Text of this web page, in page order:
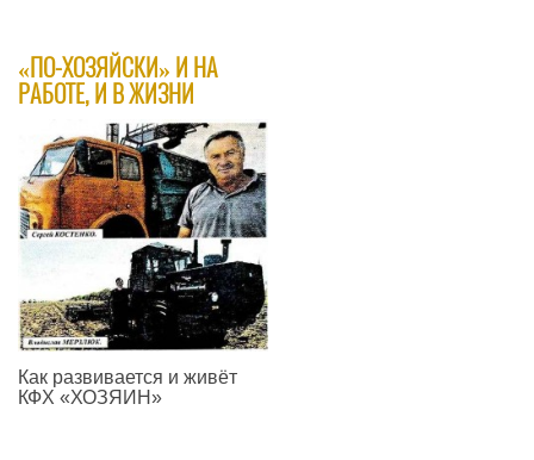
«ПО-ХОЗЯЙСКИ» И НА
РАБОТЕ, И В ЖИЗНИ
Как развивается и живёт
КФХ «ХОЗЯИН»